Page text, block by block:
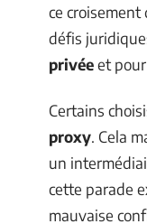
ce
défis
privéeet
Certains
proxy. Cela
un
cette parade
mauvaise